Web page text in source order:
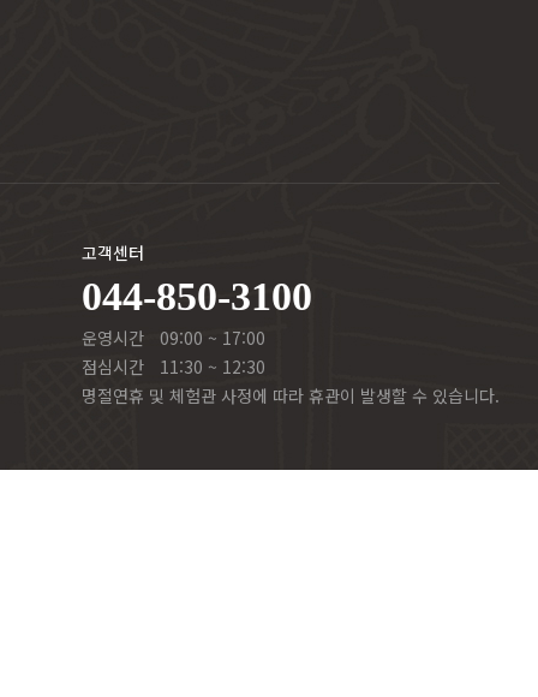
고객센터
044-850-3100
운영시간
09:00 ~ 17:00
점심시간
11:30 ~ 12:30
명절연휴 및 체험관 사정에 따라 휴관이 발생할 수 있습니다.